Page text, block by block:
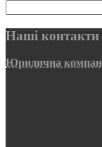
Наші контакти
Юридична